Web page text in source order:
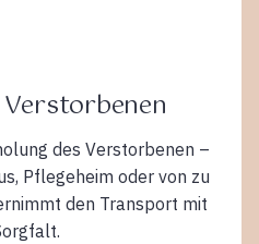
des Verstorbenen –
Pflegeheim oder von zu
den Transport mit